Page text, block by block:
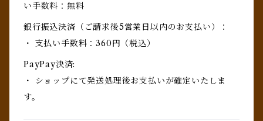
い手数料：無料
銀行振込決済（ご請求後5営業日以内のお支払い）：
・ 支払い手数料：360円（税込）
PayPay決済:
・ ショップにて発送処理後お支払いが確定いたしま
す。